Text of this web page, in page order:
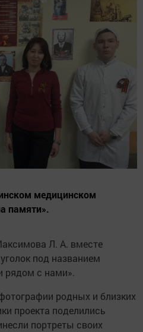
медицинском
памяти».
Л. А. вместе
под названием
рядом с нами».
родных и близких
проекта поделились
портреты своих